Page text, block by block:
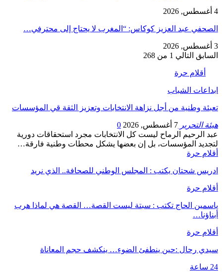
4 أغسطس, 2026
الصحفي عبد العزيز كوكاس: “المغرب لا يحتاج إلى محترفي…
3 أغسطس, 2026
السابق التالي 1 من 268
أقلام حرة
ابداعات الشباب
تعبئة وطنية من أجل نزاهة الانتخابات وتعزيز الثقة قي المؤسسات
هيئة التحرير 7 أغسطس, 2026
0
عبد الرحيم الرماح ليست كل الانتخابات مجرد استحقاقات دورية
لتجديد المؤسسات، بل إن بعضها يشكل محطات وطنية فارقة…
أقلام حرة
ادريس شحتان يكتب : المجلس الوطني للصحافة.. الذي نريد
أقلام حرة
ياسمين الحاج تكتب : سبتة ليست القصة… القصة هي لماذا هرب
أبناؤنا…
أقلام حرة
سيدي رحال :حين ينطفئ الضوء… ينكشف حجم المعاناة
24 ساعة